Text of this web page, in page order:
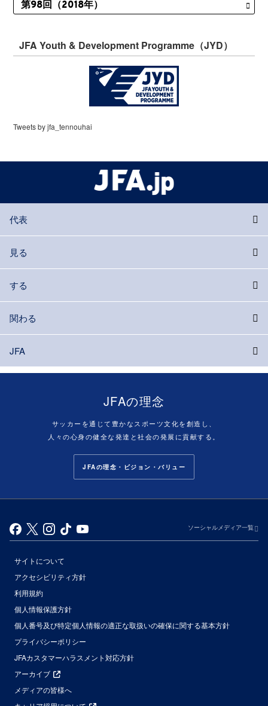
JFA Youth & Development Programme（JYD）
Tweets by jfa_tennouhai
代表
見る
する
関わる
JFA
JFAの理念
サッカーを通じて豊かなスポーツ文化を創造し、
人々の心身の健全な発達と社会の発展に貢献する。
JFAの理念・ビジョン・バリュー
ソーシャルメディア一覧
サイトについて
アクセシビリティ方針
利用規約
個人情報保護方針
個人番号及び特定個人情報の適正な取扱いの確保に関する基本方針
プライバシーポリシー
JFAカスタマーハラスメント対応方針
アーカイブ
メディアの皆様へ